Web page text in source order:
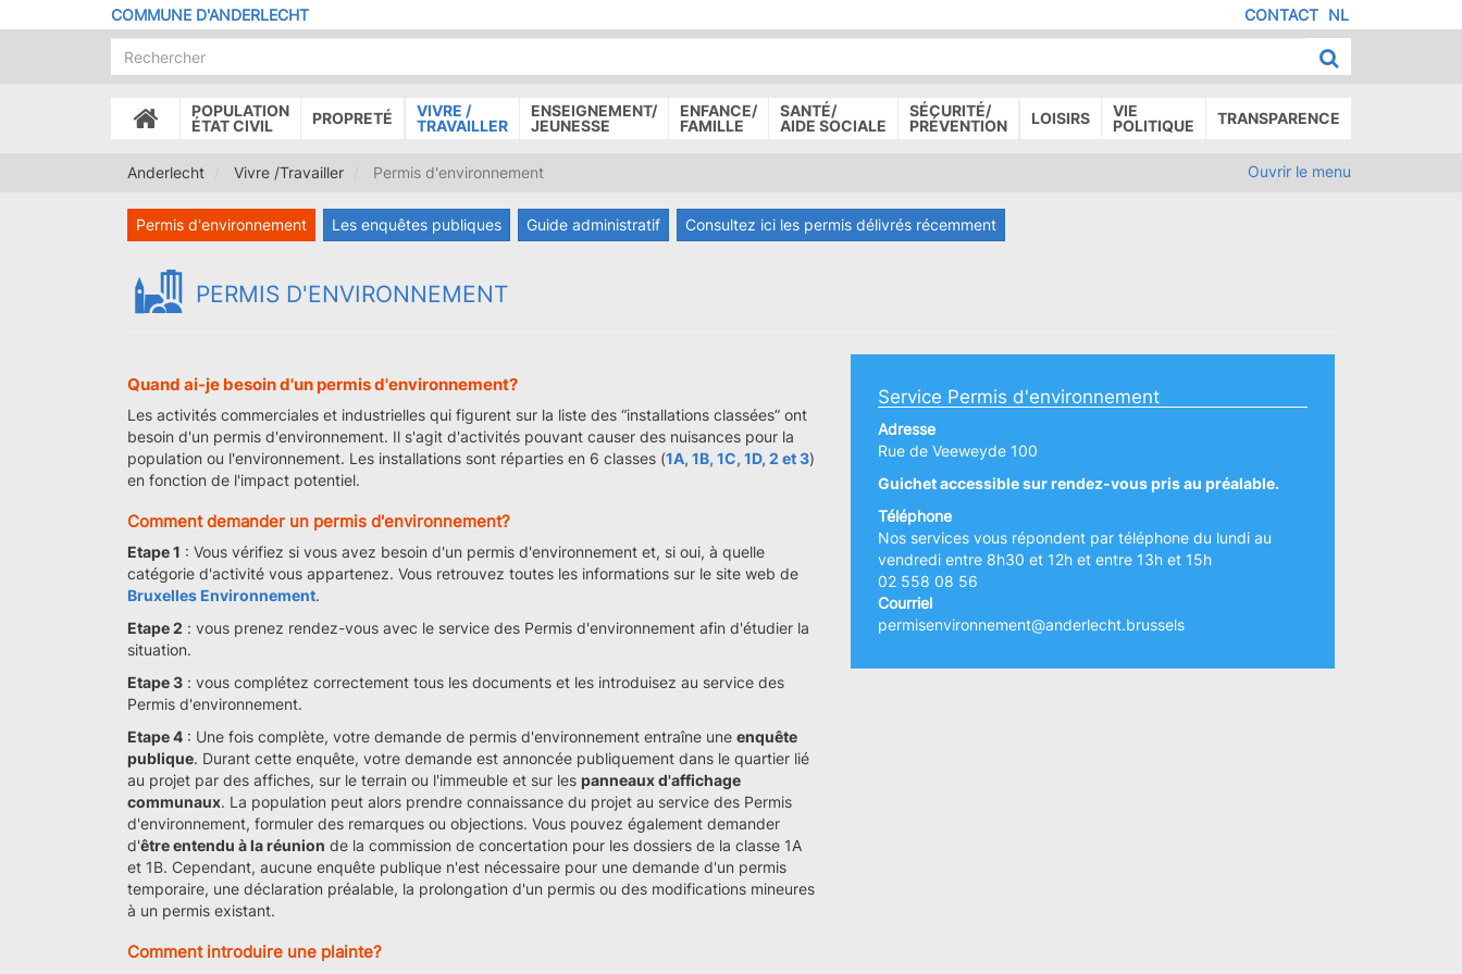
au
COMMUNE D'ANDERLECHT NL
MENU
DE
PAGE
CONTACT
ACCUEIL
POPULATION
ÉTAT CIVIL
PROPRETÉ
VIVRE /
TRAVAILLER
ENSEIGNEMENT/
JEUNESSE
ENFANCE/
FAMILLE
SANTÉ/
AIDE SOCIALE
SÉCURITÉ/
PRÉVENTION
LOISIRS
VIE
POLITIQUE
TRANSPARENCE
Anderlecht Vivre /Travailler Permis d'environnement Ouvrir le menu
Permis d'environnement Les enquêtes publiques Guide administratif Consultez ici les permis délivrés récemment
PERMIS D'ENVIRONNEMENT
Service Permis d'environnement
Adresse
Rue de Veeweyde 100
Guichet accessible sur rendez-vous pris au préalable.
Téléphone
Nos services vous répondent par téléphone du lundi au
vendredi entre 8h30 et 12h et entre 13h et 15h
02 558 08 56
Courriel
permisenvironnement@anderlecht.brussels
Quand ai-je besoin d'un permis d'environnement?
Les activités commerciales et industrielles qui figurent sur la liste des “installations classées” ont
besoin d'un permis d'environnement. Il s'agit d'activités pouvant causer des nuisances pour la
population ou l'environnement. Les installations sont réparties en 6 classes (1A, 1B, 1C, 1D, 2 et 3)
en fonction de l'impact potentiel.
Comment demander un permis d'environnement?
Etape 1 : Vous vérifiez si vous avez besoin d'un permis d'environnement et, si oui, à quelle
catégorie d'activité vous appartenez. Vous retrouvez toutes les informations sur le site web de
Bruxelles Environnement.
Etape 2 : vous prenez rendez-vous avec le service des Permis d'environnement afin d'étudier la
situation.
Etape 3 : vous complétez correctement tous les documents et les introduisez au service des
Permis d'environnement.
Etape 4 : Une fois complète, votre demande de permis d'environnement entraîne une enquête
publique. Durant cette enquête, votre demande est annoncée publiquement dans le quartier lié
au projet par des affiches, sur le terrain ou l'immeuble et sur les panneaux d'affichage
communaux. La population peut alors prendre connaissance du projet au service des Permis
d'environnement, formuler des remarques ou objections. Vous pouvez également demander
d'être entendu à la réunion de la commission de concertation pour les dossiers de la classe 1A
et 1B. Cependant, aucune enquête publique n'est nécessaire pour une demande d'un permis
temporaire, une déclaration préalable, la prolongation d'un permis ou des modifications mineures
à un permis existant.
Comment introduire une plainte?